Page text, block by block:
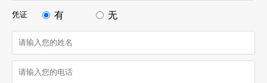
凭证 有 无